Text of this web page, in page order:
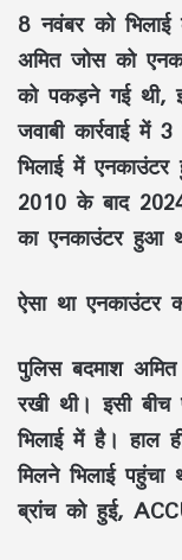
8 नवंबर को भिलाई
अमित जोस को
को पकड़ने गई थी,
जवाबी कार्रवाई में
भिलाई में
2010 के बाद
का एनकाउंटर हुआ
ऐसा था एनकाउंटर
पुलिस बदमाश
रखी थी। इसी
भिलाई में है।
मिलने भिलाई
ब्रांच को हुई,